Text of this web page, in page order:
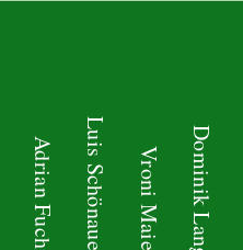
Adrian Fuchs Luis Schönauer Vroni Maier Dominik Lang